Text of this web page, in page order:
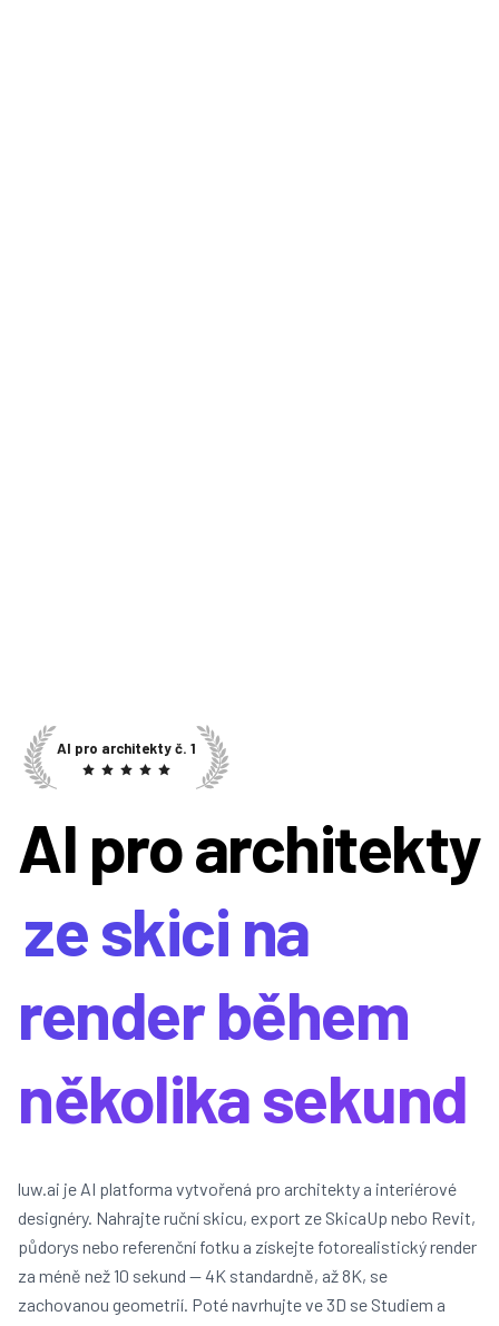
AI pro architekty č. 1
AI pro architekty
ze skici na
render během
několika sekund
luw.ai je AI platforma vytvořená pro architekty a interiérové
designéry. Nahrajte ruční skicu, export ze SkicaUp nebo Revit,
půdorys nebo referenční fotku a získejte fotorealistický render
za méně než 10 sekund — 4K standardně, až 8K, se
zachovanou geometrií. Poté navrhujte ve 3D se Studiem a